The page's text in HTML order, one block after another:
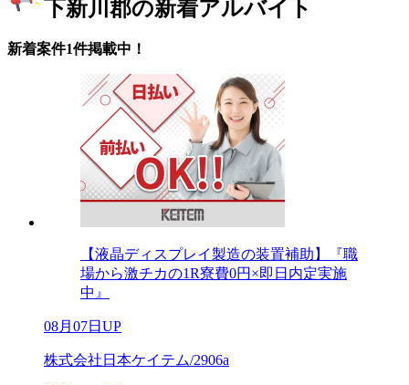
下新川郡の新着アルバイト
新着案件1件掲載中！
【液晶ディスプレイ製造の装置補助】『職
場から激チカの1R寮費0円×即日内定実施
中』
08月07日UP
株式会社日本ケイテム/2906a